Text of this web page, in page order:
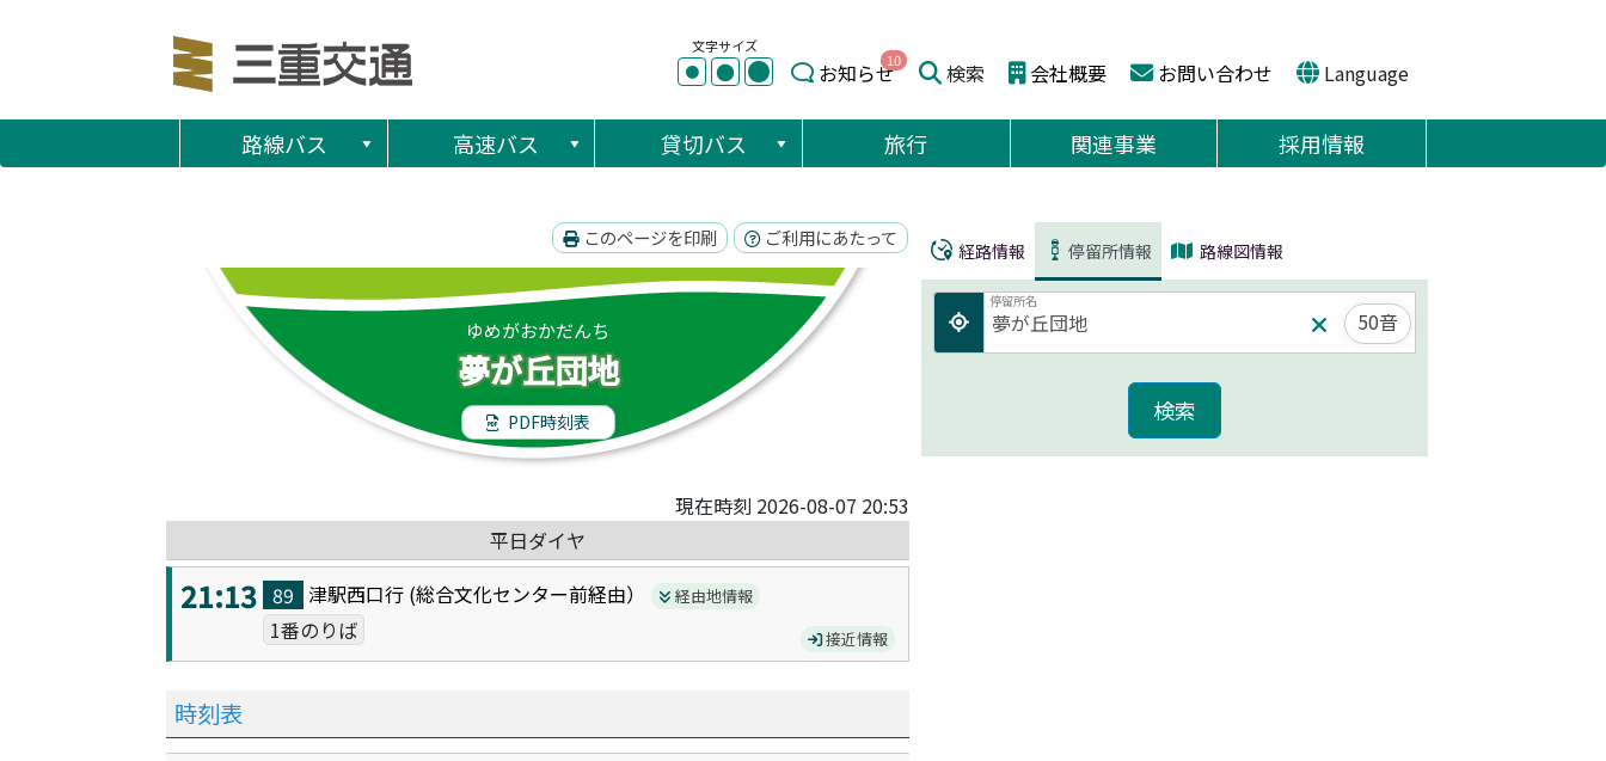
文字サイズ
● ● ● お知らせ10 検索 会社概要 お問い合わせ Language
路線バス 高速バス 貸切バス 旅行 関連事業 採用情報
このページを印刷 ご利用にあたって
ゆめがおかだんち
夢が丘団地
PDF時刻表
現在時刻 2026-08-07 20:53
平日ダイヤ
21:13 89 津駅西口行 (総合文化センター前経由） 経由地情報
1番のりば 接近情報
時刻表
経路情報 停留所情報 路線図情報
停留所名
50音